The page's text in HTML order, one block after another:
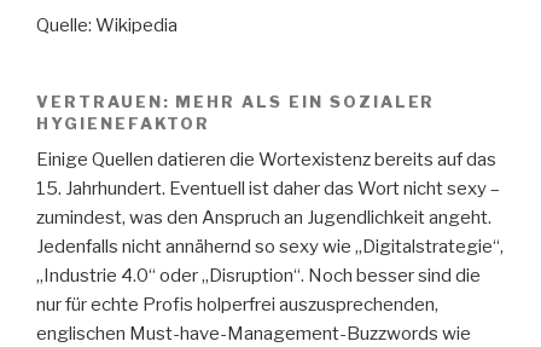
Quelle: Wikipedia
VERTRAUEN: MEHR ALS EIN SOZIALER
HYGIENEFAKTOR
Einige Quellen datieren die Wortexistenz bereits auf das
15. Jahrhundert. Eventuell ist daher das Wort nicht sexy –
zumindest, was den Anspruch an Jugendlichkeit angeht.
Jedenfalls nicht annähernd so sexy wie „Digitalstrategie“,
„Industrie 4.0“ oder „Disruption“. Noch besser sind die
nur für echte Profis holperfrei auszusprechenden,
englischen Must-have-Management-Buzzwords wie